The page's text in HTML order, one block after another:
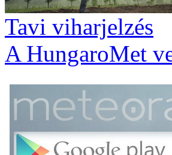
Tavi viharjelzés
A HungaroMet